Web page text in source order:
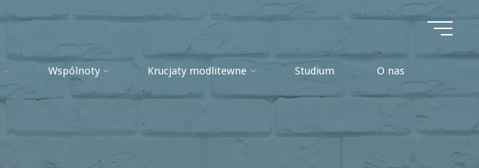
Wspólnoty Krucjaty modlitewne Studium O nas